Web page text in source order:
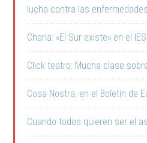
lucha contra las
Charla: «El Sur existe» en el
Click teatro: Mucha clase
Cosa Nostra, en el Boletín de
Cuando todos quieren ser el